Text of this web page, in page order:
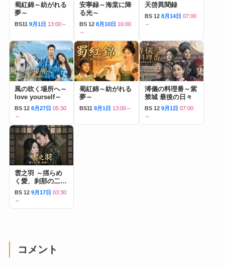
蜀紅錦～紡がれる
夢～
BS11 9月1日 13:00～
安寧録～海棠に降
る光～
BS 12 8月10日 16:00
～
天啓異聞録
BS 12 8月14日 07:00
～
風の吹く場所へ～
love yourself～
BS 12 8月27日 05:30
～
蜀紅錦～紡がれる
夢～
BS11 9月1日 13:00～
溥儀の料理番～紫
禁城 最後の日々
BS 12 9月1日 07:00
～
雲之羽 ～揺らめ
く愛、刹那の二人
～
BS 12 9月17日 03:30
～
コメント